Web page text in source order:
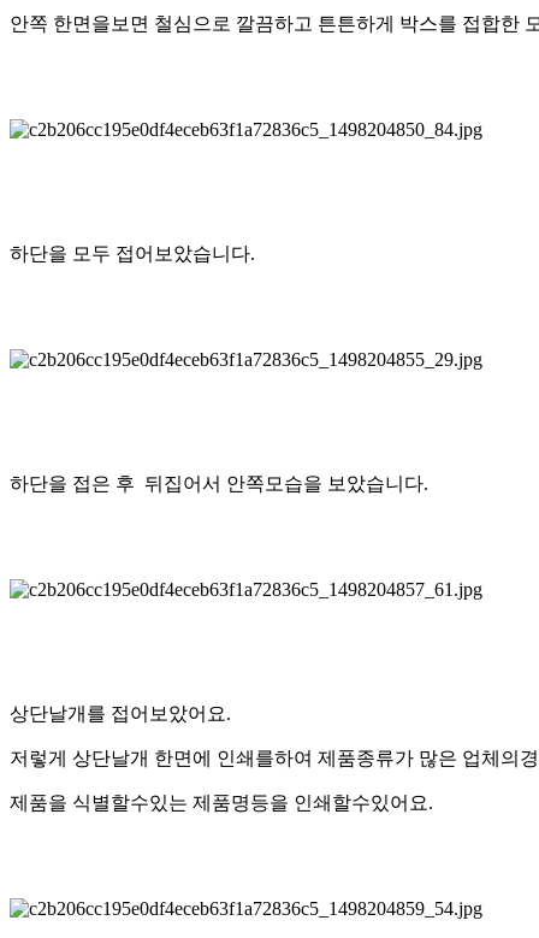
안쪽 한면을보면 철심으로 깔끔하고 튼튼하게 박스를 접합한
하단을 모두 접어보았습니다.
하단을 접은 후 뒤집어서 안쪽모습을 보았습니다.
상단날개를 접어보았어요.
저렇게 상단날개 한면에 인쇄를하여 제품종류가 많은 업체의
제품을 식별할수있는 제품명등을 인쇄할수있어요.